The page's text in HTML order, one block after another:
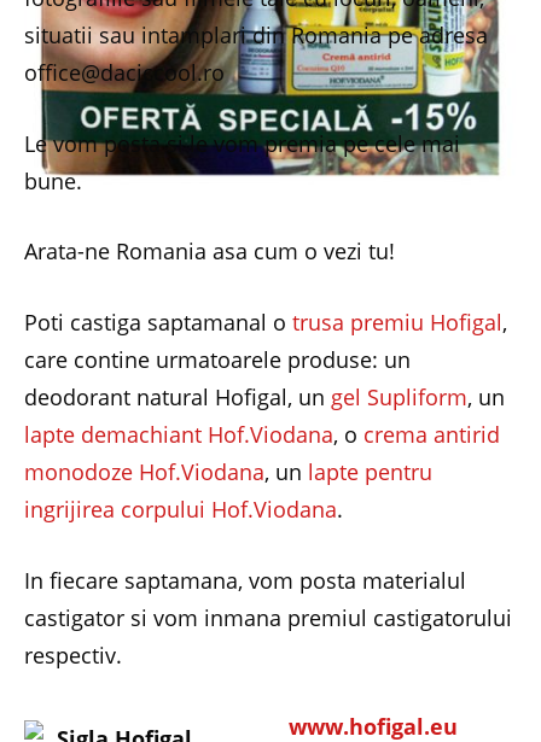
situatii sau intamplari din Romania pe adresa
office@daciccool.ro
Le vom posta si le vom premia pe cele mai
bune.
Arata-ne Romania asa cum o vezi tu!
Poti castiga saptamanal o trusa premiu Hofigal,
care contine urmatoarele produse: un
deodorant natural Hofigal, un gel Supliform, un
lapte demachiant Hof.Viodana, o crema antirid
monodoze Hof.Viodana, un lapte pentru
ingrijirea corpului Hof.Viodana.
In fiecare saptamana, vom posta materialul
castigator si vom inmana premiul castigatorului
respectiv.
www.hofigal.eu